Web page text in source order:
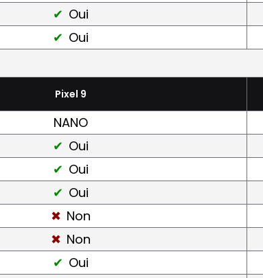
Oui
Oui
Pixel 9
NANO
Oui
Oui
Oui
Non
Non
Oui